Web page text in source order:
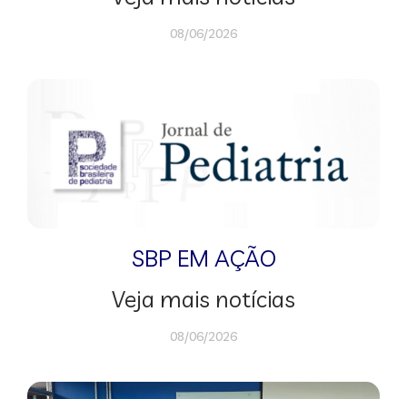
08/06/2026
SBP EM AÇÃO
Veja mais notícias
08/06/2026